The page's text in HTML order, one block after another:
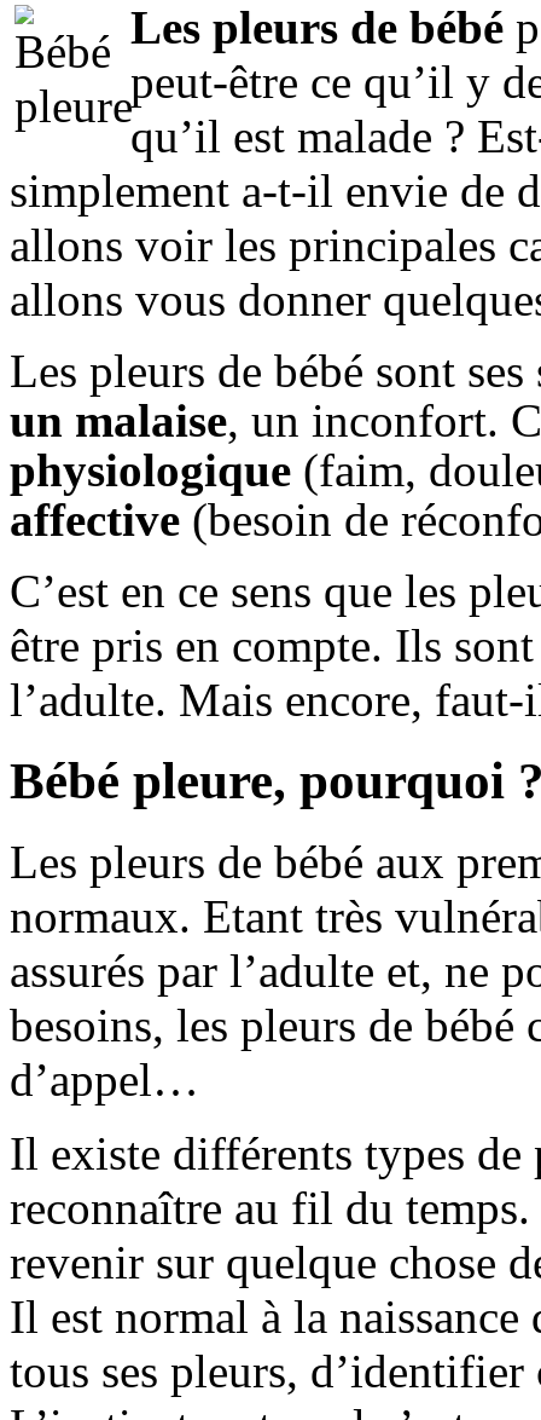
Les pleurs de bébé
peut-être ce qu’il y
qu’il est malade ?
simplement a-t-il envie de
allons voir les principales
allons vous donner
Les pleurs de bébé sont
un malaise, un inconfort.
physiologique (faim,
affective (besoin de
C’est en ce sens que les
être pris en compte. Ils
l’adulte. Mais encore,
Bébé pleure, pourquoi
Les pleurs de bébé aux
normaux. Etant très
assurés par l’adulte et, ne
besoins, les pleurs de
d’appel…
Il existe différents types de
reconnaître au fil du
revenir sur quelque chose
Il est normal à la naissance
tous ses pleurs,